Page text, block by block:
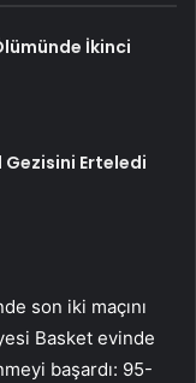
İkinci
Erteledi
son iki maçını
Basket evinde
başardı: 95-